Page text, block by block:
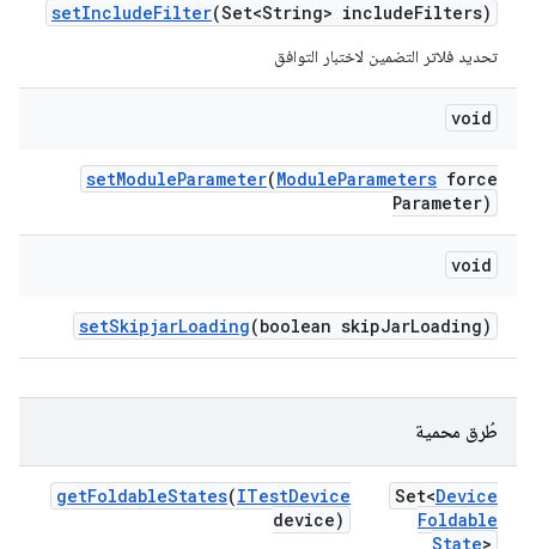
setIncludeFilter(Set<String> includeFilters)
تحديد فلاتر التضمين لاختبار التوافق
void
setModuleParameter(ModuleParameters force
Parameter)
void
setSkipjarLoading(boolean skipJarLoading)
طُرق محمية
Set<Device
Foldable
State>
getFoldableStates(ITestDevice
device)